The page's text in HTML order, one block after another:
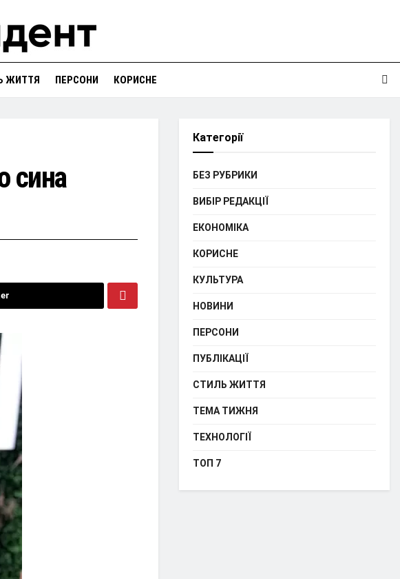
ЖИТТЯ ПЕРСОНИ КОРИСНЕ
сина
Категорії
БЕЗ РУБРИКИ
ВИБІР РЕДАКЦІЇ
ЕКОНОМІКА
КОРИСНЕ
КУЛЬТУРА
НОВИНИ
ПЕРСОНИ
ПУБЛІКАЦІЇ
СТИЛЬ ЖИТТЯ
ТЕМА ТИЖНЯ
ТЕХНОЛОГІЇ
ТОП 7